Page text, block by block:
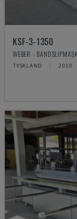
KSF-3-1350
WEBER -
TYSKLAND 2010